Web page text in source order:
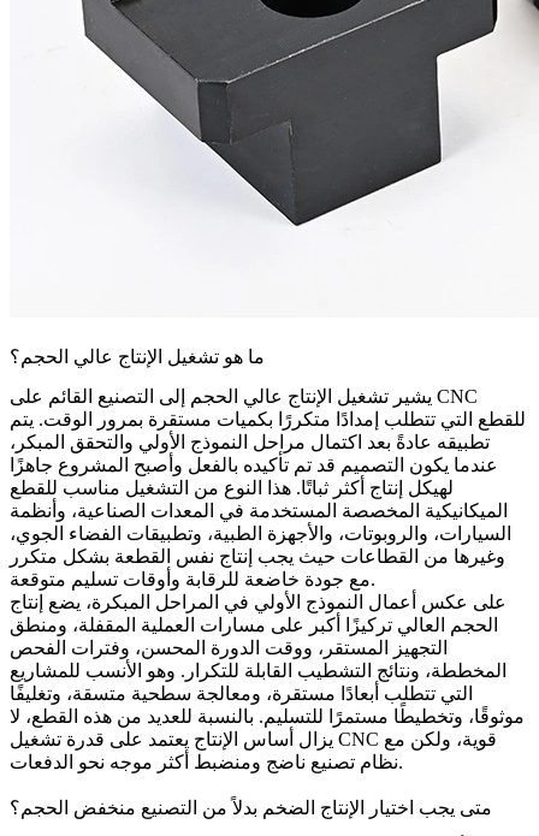
ما هو تشغيل الإنتاج عالي الحجم؟
يشير تشغيل الإنتاج عالي الحجم إلى التصنيع القائم على CNC
للقطع التي تتطلب إمدادًا متكررًا بكميات مستقرة بمرور الوقت. يتم
تطبيقه عادةً بعد اكتمال مراحل النموذج الأولي والتحقق المبكر،
عندما يكون التصميم قد تم تأكيده بالفعل وأصبح المشروع جاهزًا
لهيكل إنتاج أكثر ثباتًا. هذا النوع من التشغيل مناسب للقطع
الميكانيكية المخصصة المستخدمة في المعدات الصناعية، وأنظمة
السيارات، والروبوتات، والأجهزة الطبية، وتطبيقات الفضاء الجوي،
وغيرها من القطاعات حيث يجب إنتاج نفس القطعة بشكل متكرر
مع جودة خاضعة للرقابة وأوقات تسليم متوقعة.
على عكس أعمال النموذج الأولي في المراحل المبكرة، يضع إنتاج
الحجم العالي تركيزًا أكبر على مسارات العملية المقفلة، ومنطق
التجهيز المستقر، ووقت الدورة المحسن، وفترات الفحص
المخططة، ونتائج التشطيب القابلة للتكرار. وهو الأنسب للمشاريع
التي تتطلب أبعادًا مستقرة، ومعالجة سطحية متسقة، وتغليفًا
موثوقًا، وتخطيطًا مستمرًا للتسليم. بالنسبة للعديد من هذه القطع، لا
يزال أساس الإنتاج يعتمد على قدرة تشغيل CNC
نظام تصنيع ناضج ومنضبط أكثر موجه نحو الدفعات.
متى يجب اختيار الإنتاج الضخم بدلاً من التصنيع منخفض الحجم؟